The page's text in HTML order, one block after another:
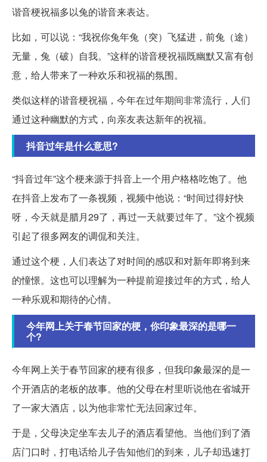
谐音梗祝福多以兔的谐音来表达。
比如，可以说：“我祝你兔年兔（突）飞猛进，前兔（途）
无量，兔（破）自我。”这样的谐音梗祝福既幽默又富有创
意，给人带来了一种欢乐和祝福的氛围。
类似这样的谐音梗祝福，今年在过年期间非常流行，人们
通过这种幽默的方式，向亲友表达新年的祝福。
抖音过年是什么意思?
“抖音过年”这个梗来源于抖音上一个用户格格吃饱了。他
在抖音上发布了一条视频，视频中他说：“时间过得好快
呀，今天就是腊月29了，再过一天就要过年了。”这个视频
引起了很多网友的调侃和关注。
通过这个梗，人们表达了对时间的感叹和对新年即将到来
的憧憬。这也可以理解为一种提前迎接过年的方式，给人
一种乐观和期待的心情。
今年网上关于春节回家的梗，你印象最深的是哪一
个?
今年网上关于春节回家的梗有很多，但我印象最深的是一
个开酒店的老板的故事。他的父母在村里听说他在省城开
了一家大酒店，以为他非常忙无法回家过年。
于是，父母决定坐车去儿子的酒店看望他。当他们到了酒
店门口时，打电话给儿子告知他们的到来，儿子却迅速打